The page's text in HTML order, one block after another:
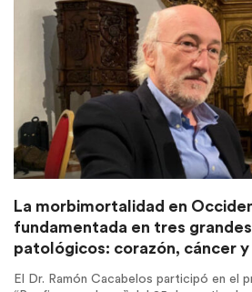
La morbimortalidad en
fundamentada en tres
patológicos: corazón, cáncer y
El Dr. Ramón Cacabelos participó en el